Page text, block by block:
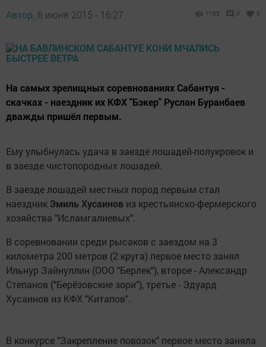
Автор, 6 июня 2015 - 16:27 1165 0 0
На самых зрелищных соревнованиях Сабантуя -
скачках - наездник их КФХ "Бэкер" Руслан Буранбаев
дважды пришёл первым.
Ему улыбнулась удача в заезде лошадей-полукровок и
в заезде чистопородных лошадей.
В заезде лошадей местных пород первым стал
наездник Эмиль Хусаинов из крестьянско-фермерского
хозяйства "Исламгалиевых".
В соревновании среди рысаков с заездом на 3
километра 200 метров (2 круга) первое место занял
Ильнур Зайнуллин (ООО "Берлек"), второе - Александр
Степанов ("Берёзовские зори"), третье - Эдуард
Хусаинов из КФХ "Китапов".
В конкурсе "Закрепление повозок" первое место заняла